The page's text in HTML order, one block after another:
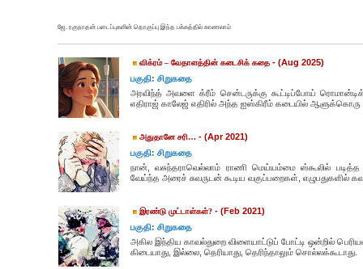
ஜே. ரகுநாதன் படைப்புகளின் தொகுப்பு இந்த பக்கத்தில் காணலாம்
விக்ரம் – வேதாளத்தின் கடைசிக் கதை - (Aug 2025)
பகுதி: சிறுகதை
அரவிந்த் அவளை க்ரீம் சென்டருக்கு கூட்டிப்போய்
எதிராஜ் காலேஜ் எதிரில் அந்த ஐஸ்கிரீம் கடையில் ஆளுக்கொரு
அதுதானே சரி… - (Apr 2021)
பகுதி: சிறுகதை
நான், வசுந்தராவெல்லாம் ராணி மெய்யம்மை ஸ்கூலில்
வேய்ந்த அரைச் சுவருடன் கூடிய வகுப்பறைகள், எழுபதுகளில்
இரண்டு முட்டாள்கள்? - (Feb 2021)
பகுதி: சிறுகதை
அகில இந்திய காவல்துறை விளையாட்டுப் போட்டி ஒன்றில்
கிடையாது, இல்லை, தெரியாது, தெரிந்தாலும் சொல்லக்கூடாது.